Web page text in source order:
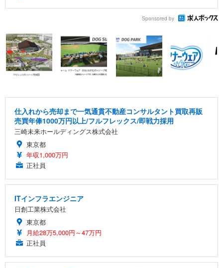
Sponsored by
仕入れから売却まで一気通貫不動産コンサルタント買取再販
売買年俸1000万円以上/フルフレックス/即戦力採用
三崎未来ホールディングス株式会社
東京都
年収1,000万円
正社員
ITインフラエンジニア
日創工業株式会社
東京都
月給28万5,000円～47万円
正社員